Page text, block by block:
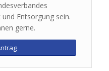
Entsorgung sein.
gerne.